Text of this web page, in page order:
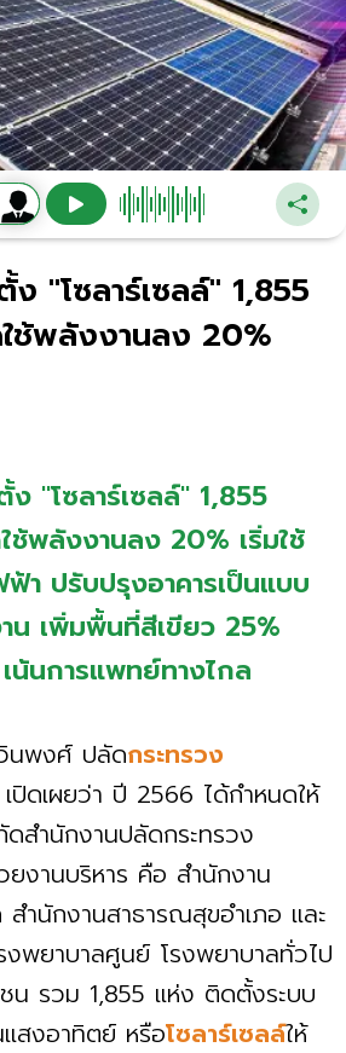
"โซลาร์เซลล์" 1,855
ช้พลังงานลง 20%
"โซลาร์เซลล์" 1,855
พลังงานลง 20% เริ่มใช้
า ปรับปรุงอาคารเป็นแบบ
เพิ่มพื้นที่สีเขียว 25%
น้นการแพทย์ทางไกล
นพงศ์ ปลัดกระทรวง
ปิดเผยว่า ปี 2566 ได้กำหนดให้
สำนักงานปลัดกระทรวง
งานบริหาร คือ สำนักงาน
ำนักงานสาธารณสุขอำเภอ และ
พยาบาลศูนย์ โรงพยาบาลทั่วไป
น รวม 1,855 แห่ง ติดตั้งระบบ
สงอาทิตย์ หรือโซลาร์เซลล์ให้